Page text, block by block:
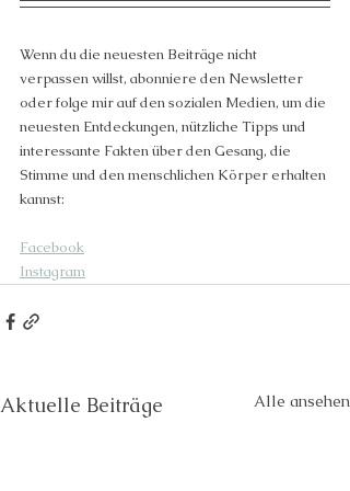
Wenn du die neuesten Beiträge nicht
verpassen willst, abonniere den Newsletter
oder folge mir auf den sozialen Medien, um die
neuesten Entdeckungen, nützliche Tipps und
interessante Fakten über den Gesang, die
Stimme und den menschlichen Körper erhalten
kannst:
Facebook
Instagram
Aktuelle Beiträge Alle ansehen